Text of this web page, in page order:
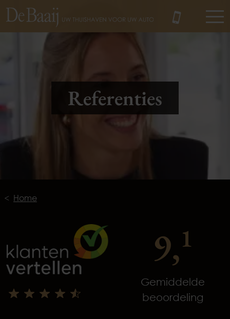
Referenties
Home
9,1
Gemiddelde
beoordeling